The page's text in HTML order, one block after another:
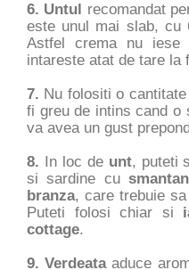
6. Untul recomandat
este unul mai slab, cu
Astfel crema nu
intareste atat de tare la
7. Nu folositi o
fi greu de intins cand o
va avea un gust
8. In loc de unt, puteti
si sardine cu
branza, care trebuie
Puteti folosi chiar si
cottage.
9. Verdeataaduce